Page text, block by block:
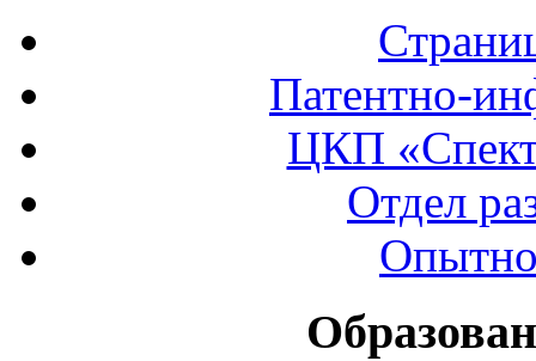
Патентно-
ЦКП
Отдел